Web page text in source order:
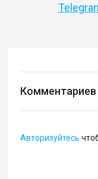
Комментариев
Авторизуйтесь